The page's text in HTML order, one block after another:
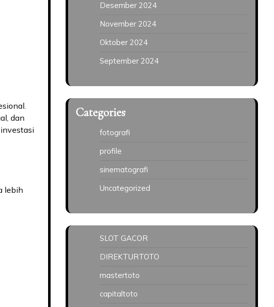
dan
lebih
Desember 2024
November 2024
Oktober 2024
September 2024
Categories
fotografi
profile
sinematografi
Uncategorized
SLOT GACOR
DIREKTURTOTO
mastertoto
capitaltoto